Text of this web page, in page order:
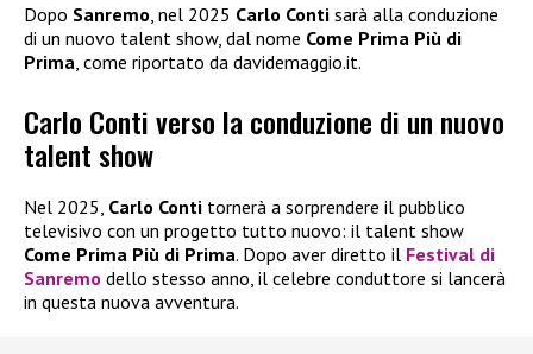
Dopo Sanremo , nel 2025 Carlo Conti sarà alla conduzione
di un nuovo talent show, dal nome Come Prima Più di
Prima , come riportato da davidemaggio.it.
Carlo Conti verso la conduzione di un nuovo
talent show
Nel 2025, Carlo Conti tornerà a sorprendere il pubblico
televisivo con un progetto tutto nuovo: il talent show
Come Prima Più di Prima. Dopo aver diretto il Festival di
Sanremo dello stesso anno, il celebre conduttore si lancerà
in questa nuova avventura.